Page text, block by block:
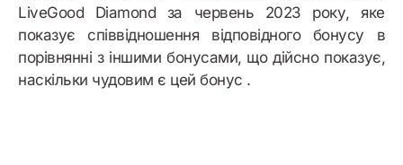
LiveGood Diamond за червень 2023 року, яке
показує співвідношення відповідного бонусу в
порівнянні з іншими бонусами, що дійсно показує,
наскільки чудовим є цей бонус .